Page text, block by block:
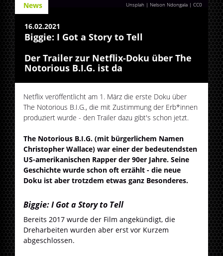
Unsplah | Nelson Ndongala |CC0
News
16.02.2021
Biggie: I Got a Story to Tell
Der Trailer zur Netflix-Doku über The
Notorious B.I.G. ist da
Netflix veröffentlicht am 1. März die erste Doku über
The Notorious B.I.G., die mit Zustimmung der Erb*innen
produziert wurde - den Trailer dazu gibt's schon jetzt.
The Notorious B.I.G. (mit bürgerlichem Namen
Christopher Wallace) war einer der bedeutendsten
US-amerikanischen Rapper der 90er Jahre. Seine
Geschichte wurde schon oft erzählt - die neue
Doku ist aber trotzdem etwas ganz Besonderes.
Biggie: I Got a Story to Tell
Bereits 2017 wurde der Film angekündigt, die
Dreharbeiten wurden aber erst vor Kurzem
abgeschlossen.